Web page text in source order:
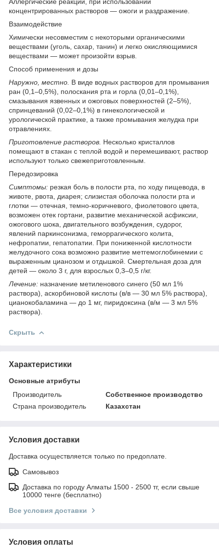
концентрированных растворов — ожоги и раздражение.
Взаимодействие
Химически несовместим с некоторыми органическими
веществами (уголь, сахар, танин) и легко окисляющимися
веществами — может произойти взрыв.
Способ применения и дозы
Наружно, местно. В виде водных растворов для промывания
ран (0,1–0,5%), полоскания рта и горла (0,01–0,1%),
смазывания язвенных и ожоговых поверхностей (2–5%),
спринцеваний (0,02–0,1%) в гинекологической и
урологической практике, а также промывания желудка при
отравлениях.
Приготовление растворов. Несколько кристаллов
помещают в стакан с теплой водой и перемешивают, раствор
используют только свежеприготовленным.
Передозировка
Симптомы: резкая боль в полости рта, по ходу пищевода, в
животе, рвота, диарея; слизистая оболочка полости рта и
глотки — отечная, темно-коричневого, фиолетового цвета,
возможен отек гортани, развитие механической асфиксии,
ожогового шока, двигательного возбуждения, судорог,
явлений паркинсонизма, геморрагического колита,
нефропатии, гепатопатии. При пониженной кислотности
желудочного сока возможно развитие метгемоглобинемии с
выраженным цианозом и отдышкой. Смертельная доза для
детей — около 3 г, для взрослых 0,3–0,5 г/кг.
Лечение: назначение метиленового синего (50 мл 1%
раствора), аскорбиновой кислоты (в/в — 30 мл 5% раствора),
цианокобаламина — до 1 мг, пиридоксина (в/м — 3 мл 5%
раствора).
Скрыть
Характеристики
Основные атрибуты
Производитель
Собственное производство
Страна производитель
Казахстан
Условия доставки
Доставка осуществляется только по предоплате.
Самовывоз
Доставка по городу Алматы 1500 - 2500 тг, если свыше
10000 тенге (бесплатно)
Все условия доставки
Условия оплаты